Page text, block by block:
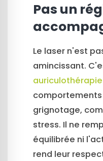
Pas un
Le laser n'est
amincissant.
grignotage,
stress. Il ne
équilibrée ni
rend leur